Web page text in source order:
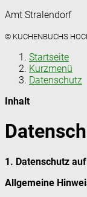
Amt Stralendorf
© KUCHENBUCHS
Startseite
Kurzmenü
Datenschutz
Inhalt
1. Datenschutz
Allgemeine